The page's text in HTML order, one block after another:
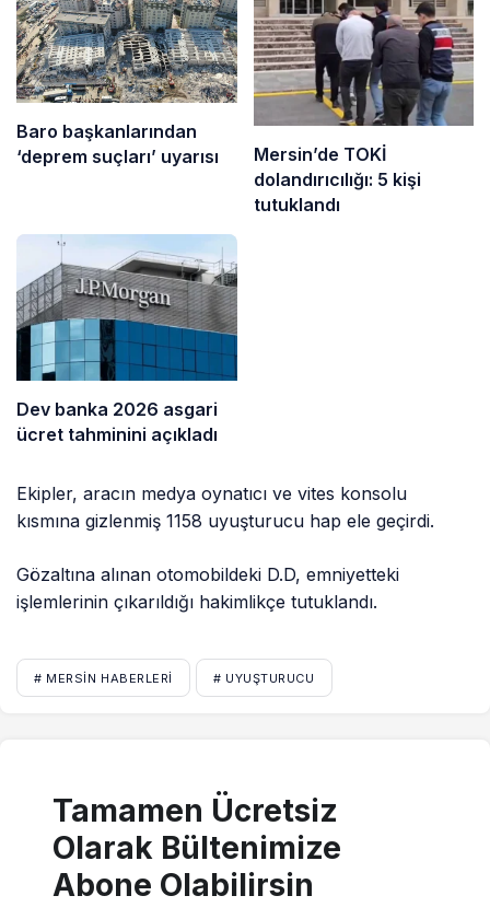
Baro başkanlarından
‘deprem suçları’ uyarısı
Mersin’de TOKİ
dolandırıcılığı: 5 kişi
tutuklandı
Dev banka 2026 asgari
ücret tahminini açıkladı
Ekipler, aracın medya oynatıcı ve vites konsolu
kısmına gizlenmiş 1158 uyuşturucu hap ele geçirdi.
Gözaltına alınan otomobildeki D.D, emniyetteki
işlemlerinin çıkarıldığı hakimlikçe tutuklandı.
# MERSIN HABERLERI # UYUŞTURUCU
Tamamen Ücretsiz
Olarak Bültenimize
Abone Olabilirsin